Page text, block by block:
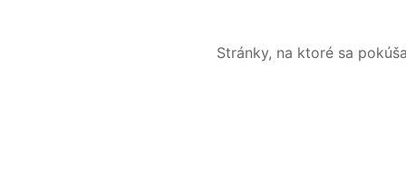
Stránky, na ktoré sa